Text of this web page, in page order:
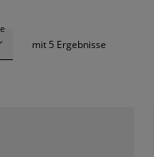
mit 5 Ergebnisse